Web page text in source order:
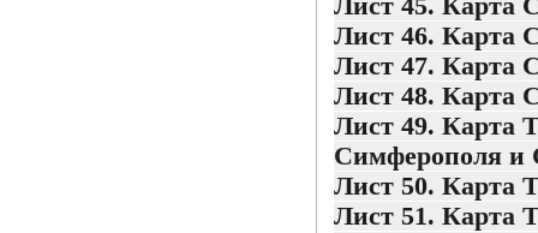
Лист 45. Карта
Лист 46. Карта
Лист 47. Карта
Лист 48. Карта
Лист 49. Карта
Симферополя и
Лист 50. Карта
Лист 51. Карта